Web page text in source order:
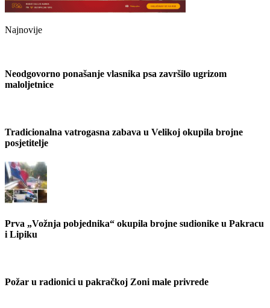
Najnovije
Neodgovorno ponašanje vlasnika psa završilo ugrizom
maloljetnice
Tradicionalna vatrogasna zabava u Velikoj okupila brojne
posjetitelje
Prva „Vožnja pobjednika“ okupila brojne sudionike u Pakracu
i Lipiku
Požar u radionici u pakračkoj Zoni male privrede